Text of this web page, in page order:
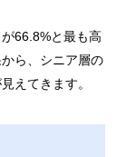
66.8%と最も高
ら、シニア層の
えてきます。